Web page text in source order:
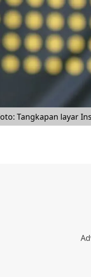
Tangkapan layar